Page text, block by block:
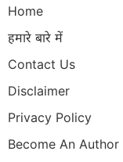
Home
हमारे बारे में
Contact Us
Disclaimer
Privacy Policy
Become An Author